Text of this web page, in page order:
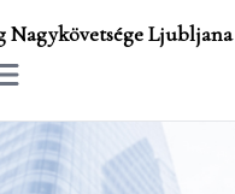
Nagykövetsége Ljubljana
main menu